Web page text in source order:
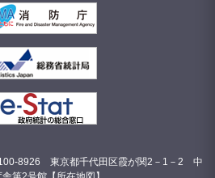
8926 東京都千代田区霞が関2－1－2 中